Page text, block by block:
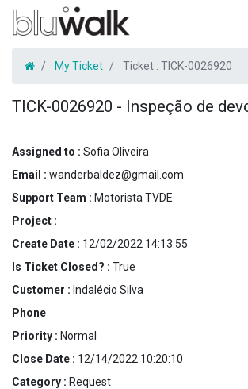
My Ticket Ticket : TICK-0026920
TICK-0026920 - Inspeção de
Assigned to : Sofia Oliveira
Email : wanderbaldez@gmail.com
Support Team : Motorista TVDE
Project :
Create Date : 12/02/2022 14:13:55
Is Ticket Closed? : True
Customer : Indalécio Silva
Phone
Priority : Normal
Close Date : 12/14/2022 10:20:10
Category : Request